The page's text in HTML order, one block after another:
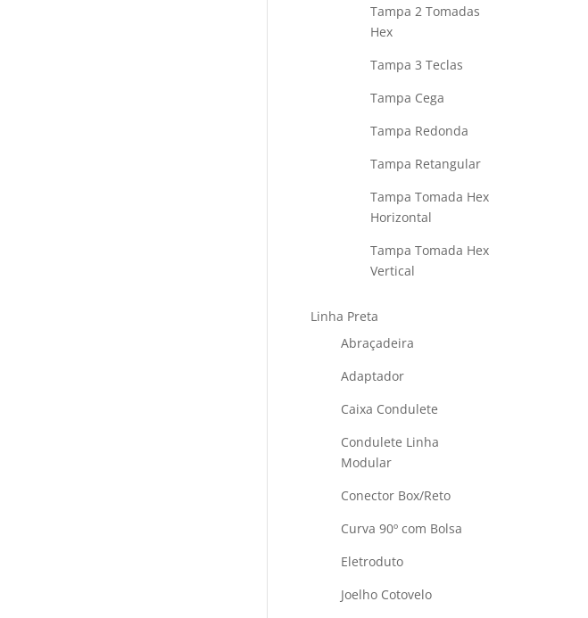
Tampa 2 Tomadas
Hex
Tampa 3 Teclas
Tampa Cega
Tampa Redonda
Tampa Retangular
Tampa Tomada Hex
Horizontal
Tampa Tomada Hex
Vertical
Linha Preta
Abraçadeira
Adaptador
Caixa Condulete
Condulete Linha
Modular
Conector Box/Reto
Curva 90º com Bolsa
Eletroduto
Joelho Cotovelo